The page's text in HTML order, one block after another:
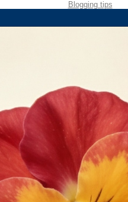
Blogging tips